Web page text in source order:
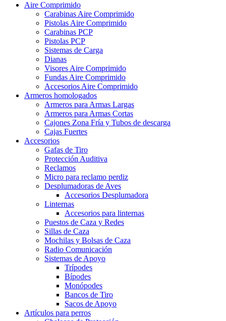
Aire Comprimido
Carabinas Aire Comprimido
Pistolas Aire Comprimido
Carabinas PCP
Pistolas PCP
Sistemas de Carga
Dianas
Visores Aire Comprimido
Fundas Aire Comprimido
Accesorios Aire Comprimido
Armeros homologados
Armeros para Armas Largas
Armeros para Armas Cortas
Cajones Zona Fría y Tubos de descarga
Cajas Fuertes
Accesorios
Gafas de Tiro
Protección Auditiva
Reclamos
Micro para reclamo perdiz
Desplumadoras de Aves
Accesorios Desplumadora
Linternas
Accesorios para linternas
Puestos de Caza y Redes
Sillas de Caza
Mochilas y Bolsas de Caza
Radio Comunicación
Sistemas de Apoyo
Trípodes
Bípodes
Monópodes
Bancos de Tiro
Sacos de Apoyo
Artículos para perros